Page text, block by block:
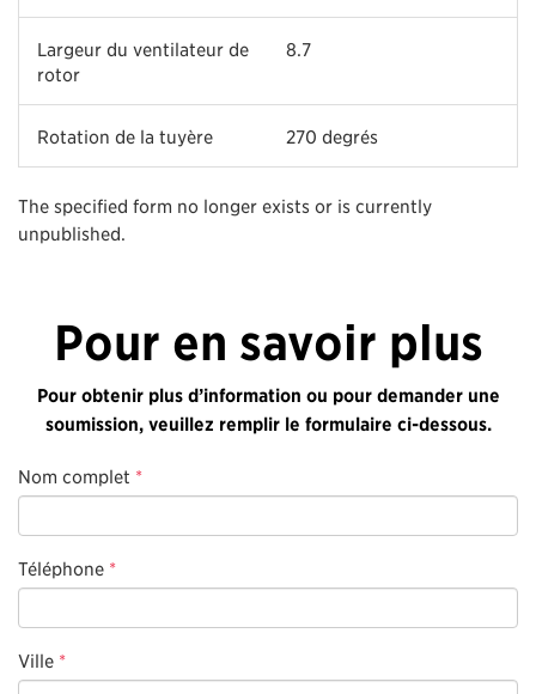
Largeur du ventilateur de
rotor
8.7
Rotation de la tuyère 270 degrés
The specified form no longer exists or is currently
unpublished.
Pour en savoir plus
Pour obtenir plus d’information ou pour demander une
soumission, veuillez remplir le formulaire ci-dessous.
Nom complet *
Téléphone *
Ville *